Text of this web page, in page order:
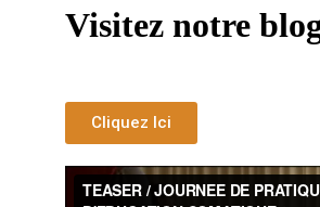
Visitez notre
Cliquez Ici